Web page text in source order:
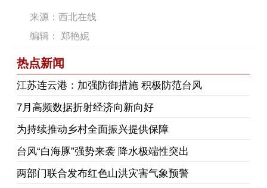
来源：西北在线
编辑： 郑艳妮
热点新闻
江苏连云港：加强防御措施 积极防范台风
7月高频数据折射经济向新向好
为持续推动乡村全面振兴提供保障
台风“白海豚”强势来袭 降水极端性突出
两部门联合发布红色山洪灾害气象预警